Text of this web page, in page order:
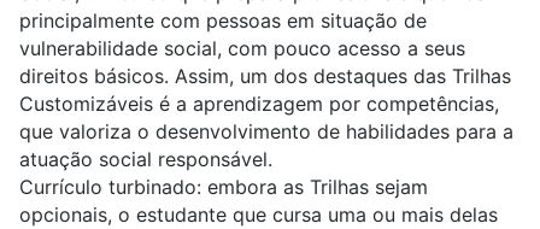
principalmente com pessoas em situação de
vulnerabilidade social, com pouco acesso a seus
direitos básicos. Assim, um dos destaques das Trilhas
Customizáveis é a aprendizagem por competências,
que valoriza o desenvolvimento de habilidades para a
atuação social responsável.
Currículo turbinado: embora as Trilhas sejam
opcionais, o estudante que cursa uma ou mais delas